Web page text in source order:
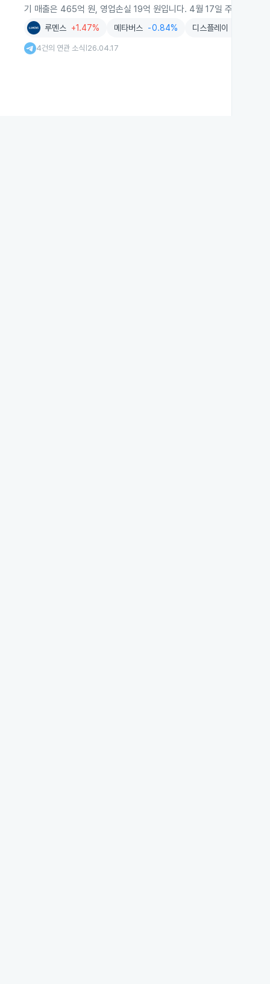
기 매출은 465억 원, 영업손실 19억 원입니다. 4월 17일 주가는
루멘스 +1.47% 메타버스 -0.84% 디스플레이
4건의 연관 소식 26.04.17